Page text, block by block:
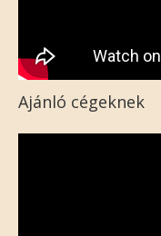
Ajánló cégeknek